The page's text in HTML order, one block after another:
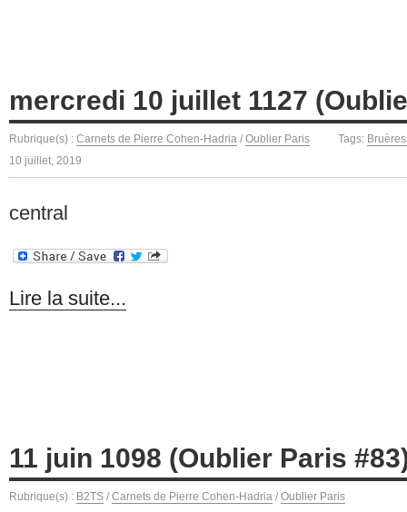
mercredi 10 juillet 1127
Rubrique(s) : Carnets de Pierre Cohen-Hadria / Oublier Paris Tags:
10 juillet, 2019
central
Lire la suite...
11 juin 1098 (Oublier Paris
Rubrique(s) : B2TS / Carnets de Pierre Cohen-Hadria / Oublier Paris